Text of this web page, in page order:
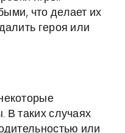
что делает их
героя или
В таких случаях
или